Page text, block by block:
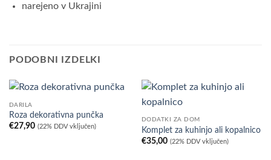
narejeno v Ukrajini
PODOBNI IZDELKI
DARILA
Roza dekorativna punčka
€27,90 (22% DDV vključen)
DODATKI ZA DOM
Komplet za kuhinjo ali kopalnico
€35,00 (22% DDV vključen)